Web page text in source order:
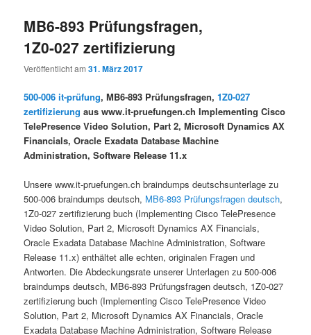
MB6-893 Prüfungsfragen,
1Z0-027 zertifizierung
Veröffentlicht am31. März 2017
500-006 it-prüfung, MB6-893 Prüfungsfragen,1Z0-027
zertifizierung aus www.it-pruefungen.ch Implementing Cisco
TelePresence Video Solution, Part 2, Microsoft Dynamics AX
Financials, Oracle Exadata Database Machine
Administration, Software Release 11.x
Unsere www.it-pruefungen.ch braindumps deutschsunterlage zu
500-006 braindumps deutsch, MB6-893 Prüfungsfragen deutsch,
1Z0-027 zertifizierung buch (Implementing Cisco TelePresence
Video Solution, Part 2, Microsoft Dynamics AX Financials,
Oracle Exadata Database Machine Administration, Software
Release 11.x) enthältet alle echten, originalen Fragen und
Antworten. Die Abdeckungsrate unserer Unterlagen zu 500-006
braindumps deutsch, MB6-893 Prüfungsfragen deutsch, 1Z0-027
zertifizierung buch (Implementing Cisco TelePresence Video
Solution, Part 2, Microsoft Dynamics AX Financials, Oracle
Exadata Database Machine Administration, Software Release